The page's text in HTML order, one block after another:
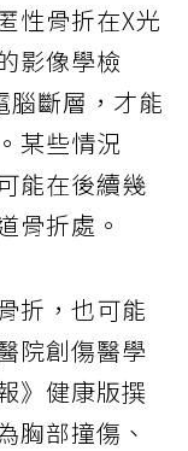
性骨折在X光
影像學檢
腦斷層，才能
某些情況
能在後續幾
骨折處。
折，也可能
院創傷醫學
》健康版撰
胸部撞傷、